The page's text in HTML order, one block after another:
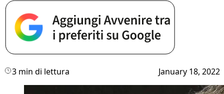
3 min di lettura January 18, 2022